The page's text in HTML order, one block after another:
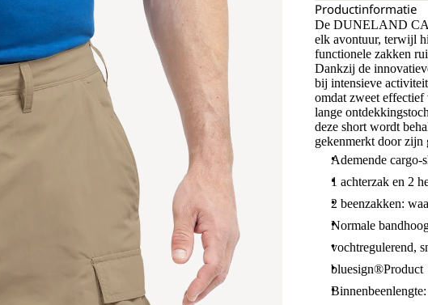
Productinformatie
De DUNELAND
elk avontuur, terwijl
functionele zakken
Dankzij de
bij intensieve
omdat zweet
lange
deze short wordt
gekenmerkt door zijn
Ademende cargo-
1 achterzak en 2
2 beenzakken:
Normale
vochtregulerend,
bluesign®Product